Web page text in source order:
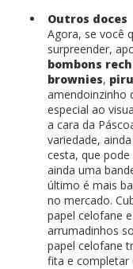
Outros doces
Agora, se você
surpreender,
bombons
brownies,
amendoinzinho
especial ao
a cara da
variedade,
cesta, que
ainda uma
último é mais
no mercado.
papel celofane
arrumadinhos
papel celofane
fita e completar